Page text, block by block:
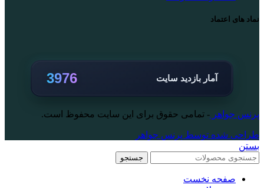
نماد های اعتماد
آمار بازدید سایت 3976
پرنس جواهر - تمامی حقوق برای این سایت محفوظ است.
طراحی شده توسط پرنس جواهر
بستن
جستجو
صفحه نخست